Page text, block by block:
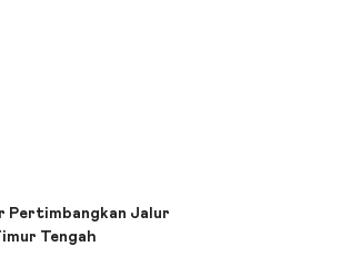
Pertimbangkan Jalur
Tengah